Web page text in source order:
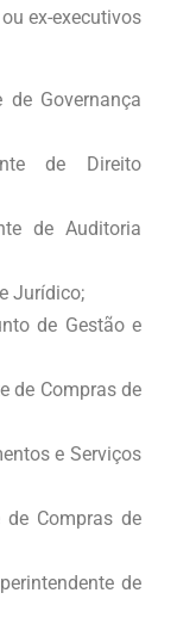
ex-executivos
de Governança
de Direito
de Auditoria
Jurídico;
de Gestão e
de Compras de
e Serviços
de Compras de
de